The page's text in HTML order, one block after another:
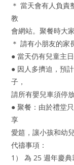
＊ 當天會有人負
教
會網站。聚餐時大
＊ 請有小朋友的家
● 當天仍有兒童主
● 因人多擠迫，預
子，
請所有嬰兒車須停
● 聚餐：由於禮堂
享
愛筵，讓小孩和幼
代禱事項：
1） 為 25 週年慶